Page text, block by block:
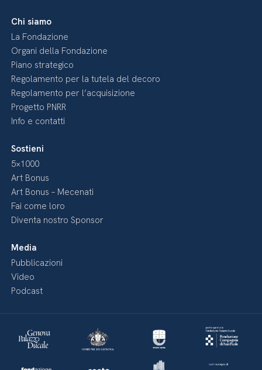
Chi siamo
La Fondazione
Organi della Fondazione
Piano strategico
Regolamento per la tutela del decoro
Regolamento per l’acquisizione
Progetto PNRR
Info e contatti
Sostieni
5×1000
Art Bonus
Art Bonus – Mecenati
Fai come loro
Diventa nostro Sponsor
Media
Pubblicazioni
Video
Podcast